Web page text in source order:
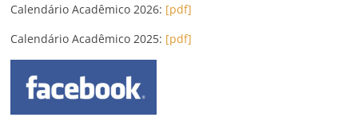
Calendário Acadêmico 2026: [pdf]
Calendário Acadêmico 2025: [pdf]